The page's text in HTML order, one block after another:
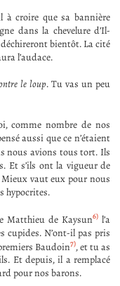
à croire que sa bannière
dans la chevelure d’Il-
déchireront bientôt. La cité
l’audace.
le loup. Tu vas un peu
comme nombre de nos
aussi que ce n’étaient
nous avions tous tort. Ils
Et s’ils ont la vigueur de
vaut eux pour nous
hypocrites.
Matthieu de Kaysun6) l’a
cupides. N’ont-il pas pris
Baudoin7), et tu as
Et depuis, il a remplacé
pour nos barons.